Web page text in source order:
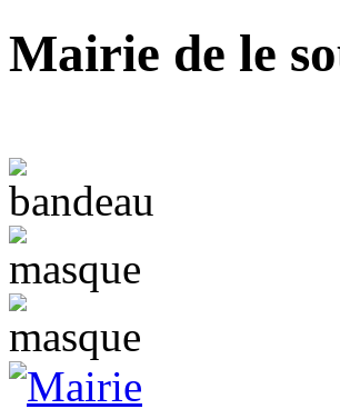
Mairie de le